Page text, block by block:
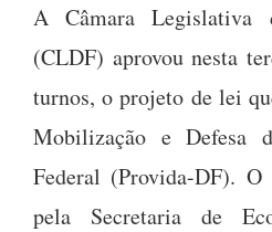
A Câmara Legislativa
(CLDF) aprovou nesta
turnos, o projeto de lei
Mobilização e Defesa
Federal (Provida-DF). O
pela Secretaria de